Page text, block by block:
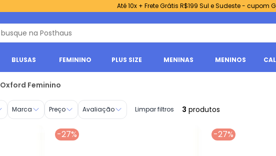
Até 10x + Frete Grátis R$199 Sul e Sudeste - cupom
BLUSAS FEMININO PLUS SIZE MENINAS MENINOS
Oxford Feminino
Marca Preço Avaliação Limpar filtros 3 produtos
-27% -27%